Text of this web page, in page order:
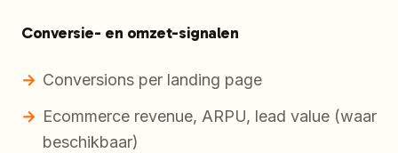
Conversie- en omzet-signalen
Conversions per landing page
Ecommerce revenue, ARPU, lead value (waar
beschikbaar)